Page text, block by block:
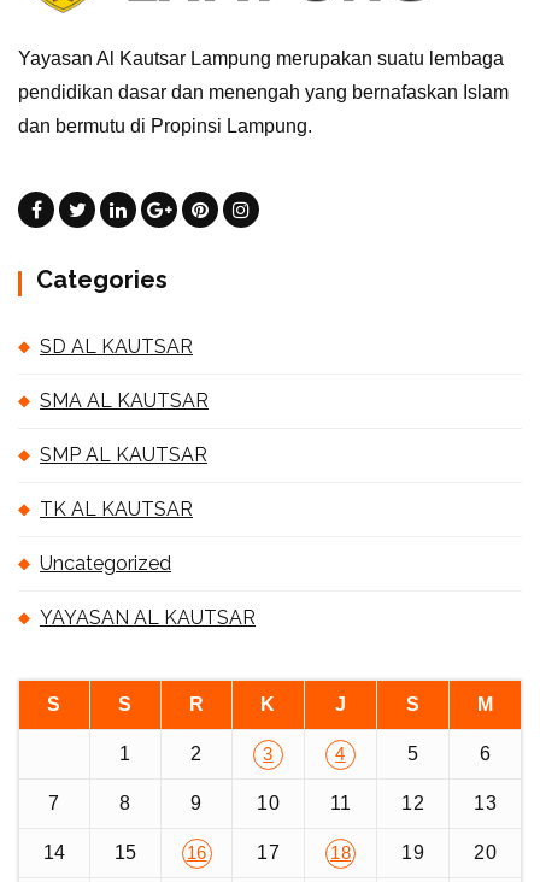
Yayasan Al Kautsar Lampung merupakan suatu lembaga
pendidikan dasar dan menengah yang bernafaskan Islam
dan bermutu di Propinsi Lampung.
Categories
SD AL KAUTSAR
SMA AL KAUTSAR
SMP AL KAUTSAR
TK AL KAUTSAR
Uncategorized
YAYASAN AL KAUTSAR
S S R K J S M
1 2 3 4 5 6
7 8 9 10 11 12 13
14 15 16 17 18 19 20